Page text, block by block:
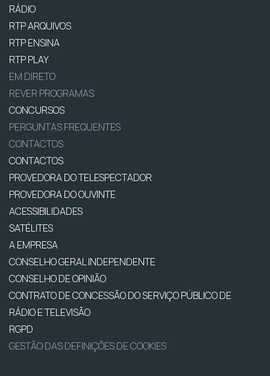
RÁDIO
RTP ARQUIVOS
RTP ENSINA
RTP PLAY
EM DIRETO
REVER PROGRAMAS
CONCURSOS
PERGUNTAS FREQUENTES
CONTACTOS
CONTACTOS
PROVEDORA DO TELESPECTADOR
PROVEDORA DO OUVINTE
ACESSIBILIDADES
SATÉLITES
A EMPRESA
CONSELHO GERAL INDEPENDENTE
CONSELHO DE OPINIÃO
CONTRATO DE CONCESSÃO DO SERVIÇO PÚBLICO DE
RÁDIO E TELEVISÃO
RGPD
GESTÃO DAS DEFINIÇÕES DE COOKIES